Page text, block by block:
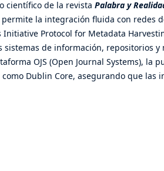
científico de la revista Palabra y
la integración fluida con redes
Initiative Protocol for Metadata
de información, repositorios y
OJS (Open Journal Systems), la
Dublin Core, asegurando que las